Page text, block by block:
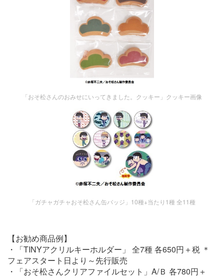
「おそ松さんのおみせにいってきました。クッキー」クッキー画像
「ガチャガチャおそ松さん缶バッジ」10種+当たり1種 全11種
【お勧め商品例】
・「TINYアクリルキーホルダー」 全7種 各650円＋税 ＊
フェアスタート日より～先行販売
・「おそ松さんクリアファイルセット」A/Ｂ 各780円＋